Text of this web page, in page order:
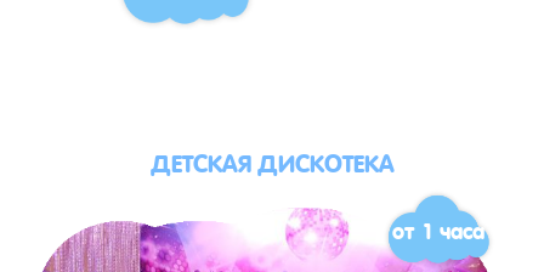
ДЕТСКАЯ ДИСКОТЕКА
от 1 часа